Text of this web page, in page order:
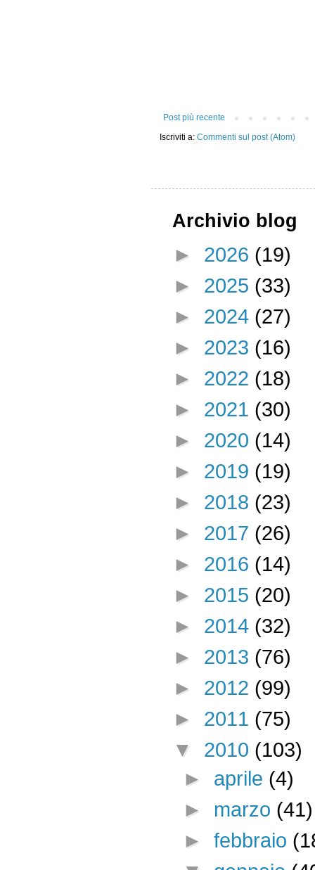
Post più recente
Iscriviti a: Commenti sul post (Atom)
Archivio blog
► 2026 (19)
► 2025 (33)
► 2024 (27)
► 2023 (16)
► 2022 (18)
► 2021 (30)
► 2020 (14)
► 2019 (19)
► 2018 (23)
► 2017 (26)
► 2016 (14)
► 2015 (20)
► 2014 (32)
► 2013 (76)
► 2012 (99)
► 2011 (75)
▼ 2010 (103)
► aprile (4)
► marzo (41)
►febbraio